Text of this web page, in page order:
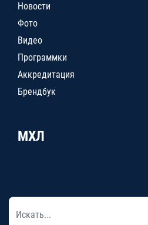
Новости
Фото
Видео
Программки
Аккредитация
Брендбук
МХЛ